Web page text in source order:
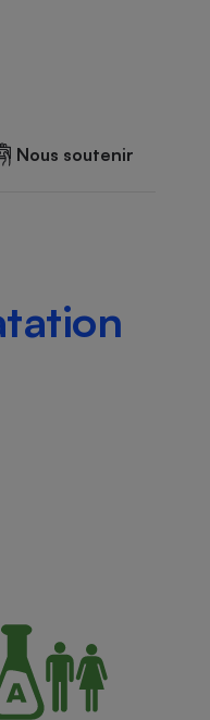
Nous soutenir